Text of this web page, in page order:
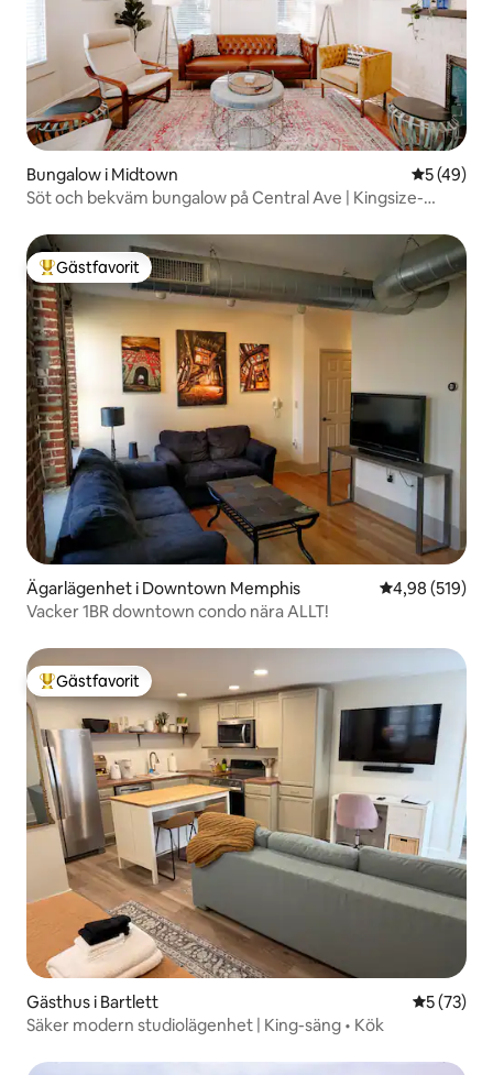
Bungalow i Midtown 5 av 5 i
5 (49)
Söt och bekväm bungalow på Central Ave | Kingsize-
Populär gästfavorit
Gästfavorit
Ägarlägenhet i Downtown Memphis 4,98 av 5 i
4,98 (519)
Vacker 1BR downtown condo nära ALLT!
Populär gästfavorit
Gästfavorit
Gästhus i Bartlett 5 av 5 i
5 (73)
Säker modern studiolägenhet | King-säng • Kök